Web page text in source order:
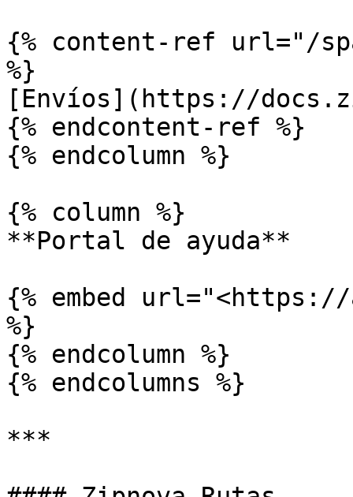
{% content-ref url="/
%}
[Envíos](https://
{% endcontent-ref %}
{% endcolumn %}
{% column %}
**Portal de ayuda**
{% embed url="<https://
%}
{% endcolumn %}
{% endcolumns %}
***